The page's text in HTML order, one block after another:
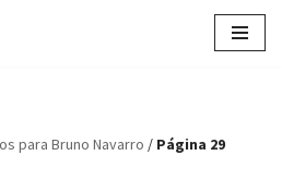
para Bruno Navarro / Página 29